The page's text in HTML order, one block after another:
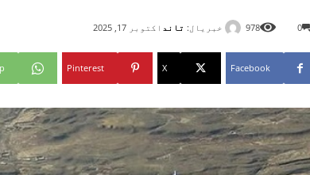
خبریال: تاند اکتوبر 17, 2025 0
978
Facebook
X
Pinterest